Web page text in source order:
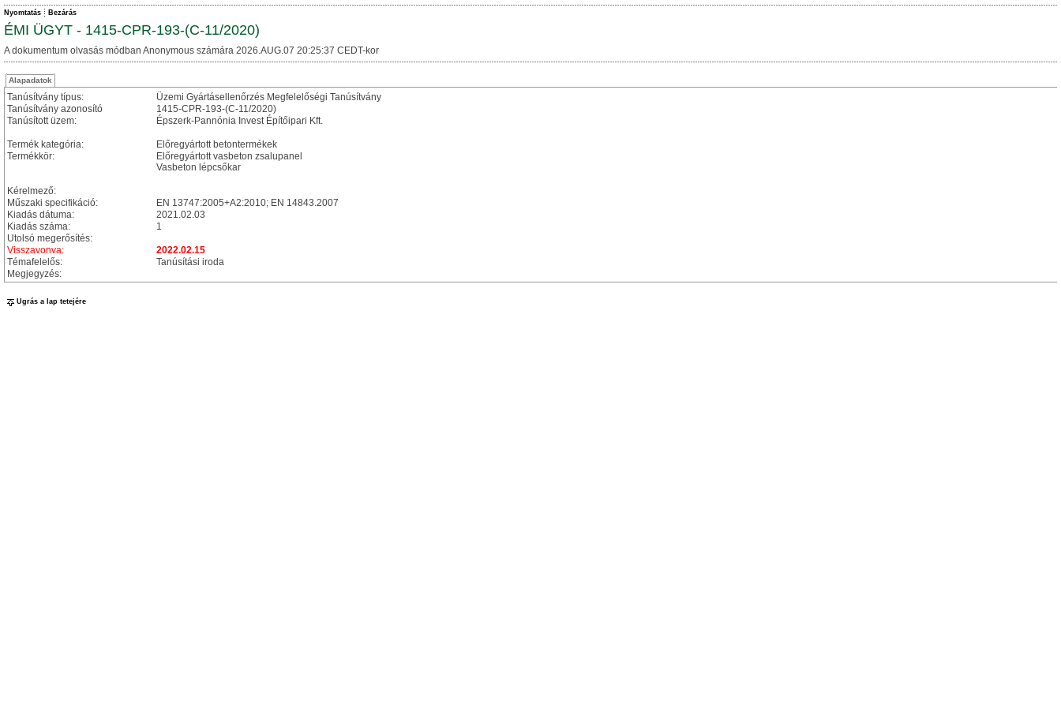
Nyomtatás Bezárás
ÉMI ÜGYT - 1415-CPR-193-(C-11/2020)
A dokumentum olvasás módban Anonymous számára 2026.AUG.07 20:25:37 CEDT-kor
Alapadatok
Tanúsítvány típus:
Üzemi Gyártásellenőrzés Megfelelőségi Tanúsítvány
Tanúsítvány azonosító
1415-CPR-193-(C-11/2020)
Tanúsított üzem:
Épszerk-Pannónia Invest Építőipari Kft.
Termék kategória:
Előregyártott betontermékek
Termékkör:
Előregyártott vasbeton zsalupanel
Vasbeton lépcsőkar
Kérelmező:
Műszaki specifikáció:
EN 13747:2005+A2:2010; EN 14843.2007
Kiadás dátuma:
2021.02.03
Kiadás száma:
1
Utolsó megerősítés:
Visszavonva:
2022.02.15
Témafelelős:
Tanúsítási iroda
Megjegyzés:
Ugrás a lap tetejére